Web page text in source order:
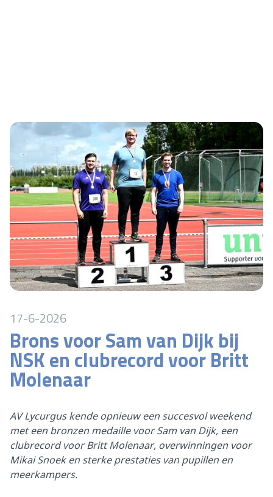
17-6-2026
Brons voor Sam van Dijk bij
NSK en clubrecord voor Britt
Molenaar
AV Lycurgus kende opnieuw een succesvol weekend
met een bronzen medaille voor Sam van Dijk, een
clubrecord voor Britt Molenaar, overwinningen voor
Mikai Snoek en sterke prestaties van pupillen en
meerkampers.